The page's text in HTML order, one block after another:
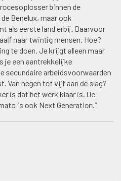
binnen de
Benelux, maar ook
als eerste land erbij. Daarvoor
naar twintig mensen. Hoe?
te doen. Je krijgt alleen maar
je een aantrekkelijke
secundaire arbeidsvoorwaarden
Van negen tot vijf aan de slag?
is dat het werk klaar is. De
is ook Next Generation.”